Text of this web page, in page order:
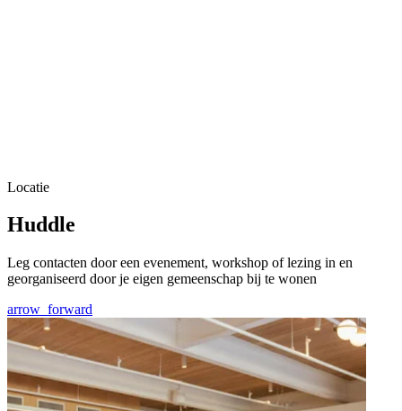
Locatie
Huddle
Leg contacten door een evenement, workshop of lezing in en
georganiseerd door je eigen gemeenschap bij te wonen
arrow_forward